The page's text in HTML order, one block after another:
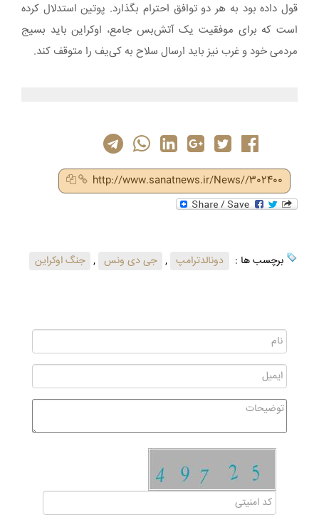
قول داده بود به هر دو توافق احترام بگذارد. پوتین استدلال کرده
است که برای موفقیت یک آتش‌بس جامع، اوکراین باید بسیج
مردمی خود و غرب نیز باید ارسال سلاح به کی‌یف را متوقف کند.
http://www.sanatnews.ir/News//302400
برچسب ها : دونالدترامپ , جی دی ونس , جنگ اوکراین